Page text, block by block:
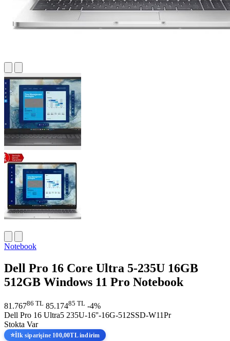
Notebook
Dell Pro 16 Core Ultra 5-235U 16GB
512GB Windows 11 Pro Notebook
81.76786 TL 85.17485 TL -4%
Dell Pro 16 Ultra5 235U-16''-16G-512SSD-W11Pr
Stokta Var
⭐İlk siparişine 100,00TL indirim